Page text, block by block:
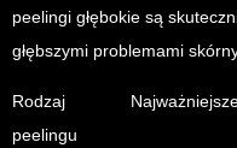
peelingi głębokie są
głębszymi problemami
Rodzaj
peelingu